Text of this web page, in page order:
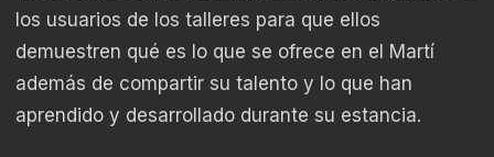
los usuarios de los talleres para que ellos
demuestren qué es lo que se ofrece en el Martí
además de compartir su talento y lo que han
aprendido y desarrollado durante su estancia.